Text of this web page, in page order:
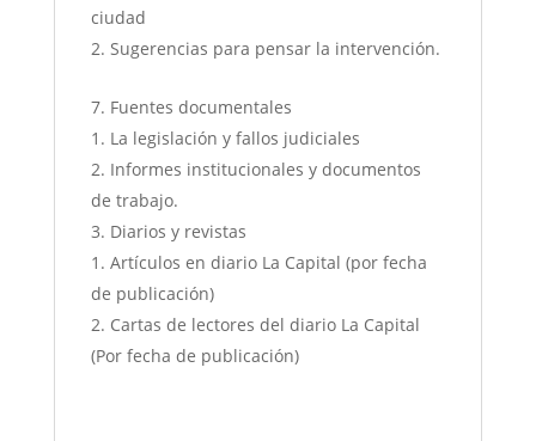
ciudad
Sugerencias para pensar la intervención.
Fuentes documentales
La legislación y fallos judiciales
Informes institucionales y documentos
de trabajo.
Diarios y revistas
Artículos en diario La Capital (por fecha
de publicación)
Cartas de lectores del diario La Capital
(Por fecha de publicación)